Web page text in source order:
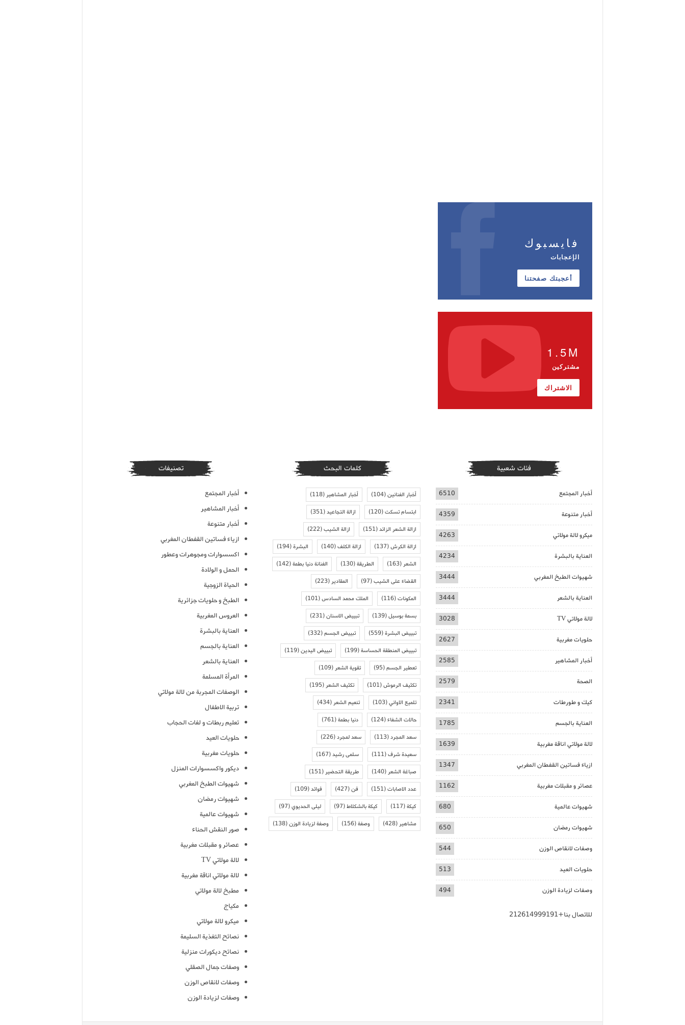
فايسبوك
الإعجابات
أعجبتك صفحتنا
1.5M
مشتركين
الاشتراك
فئات شعبية
أخبار المجتمع 6510
أخبار متنوعة 4359
ميكرو لالة مولاتي 4263
العناية بالبشرة 4234
شهيوات الطبخ المغربي 3444
العناية بالشعر 3444
لالة مولاتي TV 3028
حلويات مغربية 2627
أخبار المشاهير 2585
الصحة 2579
كيك و طورطات 2341
العناية بالجسم 1785
لالة مولاتي اناقة مغربية 1639
ازياء فساتين القفطان المغربي 1347
عصائر و مقبلات مغربية 1162
شهيوات عالمية 680
شهيوات رمضان 650
وصفات لانقاص الوزن 544
حلويات العيد 513
وصفات لزيادة الوزن 494
للاتصال بنا+212614999191
كلمات البحث
أخبار الفنانين(104) أخبار المشاهير(118)
ابتسام تسكت(120) ازالة التجاعيد(351)
ازالة الشعر الزائد(151) ازالة الشيب(222)
ازالة الكرش(137) ازالة الكلف(140) البشرة(194)
الشعر(163) الطريقة(130) الفنانة دنيا بطمة(142)
القضاء على الشيب(97) المقادير(223)
المكونات(116) الملك محمد السادس(101)
بسمة بوسيل(139) تبييض الاسنان(231)
تبييض البشرة(559) تبييض الجسم(332)
تبييض المنطقة الحساسة(199) تبييض اليدين(119)
تعطير الجسم(95) تقوية الشعر(109)
تكثيف الرموش(101) تكثيف الشعر(195)
تلميع الاواني(103) تنعيم الشعر(434)
حالات الشفاء(124) دنيا بطمة(761)
سعد المجرد(113) سعد لمجرد(226)
سعيدة شرف(111) سلمى رشيد(167)
صباغة الشعر(140) طريقة التحضير(151)
عدد الاصابات(151) فن(427) فوائد(109)
كيكة(117) كيكة بالشكلاط(97) ليلى الحديوي(97)
مشاهير(428) وصفة(156) وصفة لزيادة الوزن(138)
تصنيفات
أخبار المجتمع
أخبار المشاهير
أخبار متنوعة
ازياء فساتين القفطان المغربي
اكسسوارات ومجوهرات وعطور
الحمل و الولادة
الحياة الزوجية
الطبخ و حلويات جزائرية
العروس المغربية
العناية بالبشرة
العناية بالجسم
العناية بالشعر
المرأة المسلمة
الوصفات المجربة من لالة مولاتي
تربية الاطفال
تعليم ربطات و لفات الحجاب
حلويات العيد
حلويات مغربية
ديكور واكسسوارات المنزل
شهيوات الطبخ المغربي
شهيوات رمضان
شهيوات عالمية
صور النقش الحناء
عصائر و مقبلات مغربية
لالة مولاتي TV
لالة مولاتي اناقة مغربية
مطبخ لالة مولاتي
مكياج
ميكرو لالة مولاتي
نصائح التغذية السليمة
نصائح ديكورات منزلية
وصفات جمال الصقلي
وصفات لانقاص الوزن
وصفات لزيادة الوزن